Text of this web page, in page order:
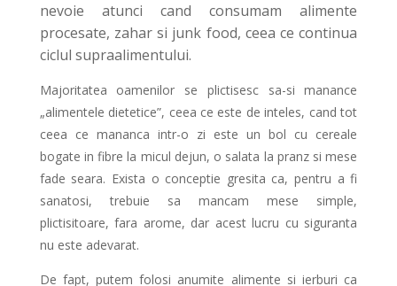
nevoie atunci cand consumam alimente
procesate, zahar si junk food, ceea ce continua
ciclul supraalimentului.
Majoritatea oamenilor se plictisesc sa-si manance
„alimentele dietetice”, ceea ce este de inteles, cand tot
ceea ce mananca intr-o zi este un bol cu ​​cereale
bogate in fibre la micul dejun, o salata la pranz si mese
fade seara. Exista o conceptie gresita ca, pentru a fi
sanatosi, trebuie sa mancam mese simple,
plictisitoare, fara arome, dar acest lucru cu siguranta
nu este adevarat.
De fapt, putem folosi anumite alimente si ierburi ca